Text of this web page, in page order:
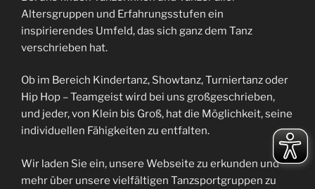
Altersgruppen und Erfahrungsstufen ein
inspirierendes Umfeld, das sich ganz dem Tanz
verschrieben hat.
Ob im Bereich Kindertanz, Showtanz, Turniertanz oder
Hip Hop – Teamgeist wird bei uns großgeschrieben,
und jeder, von Klein bis Groß, hat die Möglichkeit, seine
individuellen Fähigkeiten zu entfalten.
Wir laden Sie ein, unsere Webseite zu erkunden und
mehr über unsere vielfältigen Tanzsportgruppen zu